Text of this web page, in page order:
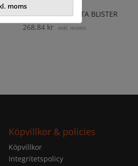
BREDDNINGSLYKTA BLISTER
268,84 kr exkl. moms
Köpvillkor & policies
Köpvillkor
Integritetspolicy
moms